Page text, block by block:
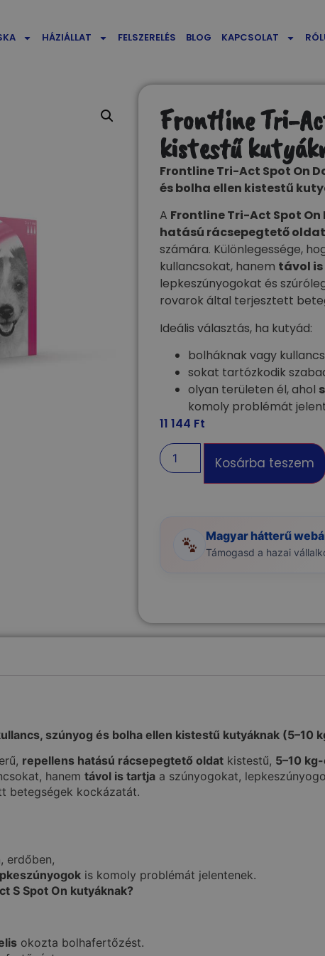
HÁZIÁLLAT FELSZERELÉS BLOG KAPCSOLAT
Frontline Tri-
kistestű
Frontline Tri-Act Spot On
és bolha ellen kistestű
A Frontline Tri-Act Spot On
hatású rácsepegtető oldat
számára. Különlegessége,
kullancsokat, hanem távol
lepkeszúnyogokat és
rovarok által terjesztett
Ideális választás, ha kutyád:
bolháknak vagy
sokat tartózkodik
olyan területen él, ahol
komoly problémát
11 144 Ft
Kosárba teszem
Magyar hátterű
Támogasd a hazai
szúnyog és bolha ellen kistestű kutyáknak (5–10
repellens hatású rácsepegtető oldat kistestű, 5–10
hanem távol is tartja a szúnyogokat,
betegségek kockázatát.
erdőben,
is komoly problémát jelentenek.
S Spot On kutyáknak?
okozta bolhafertőzést.